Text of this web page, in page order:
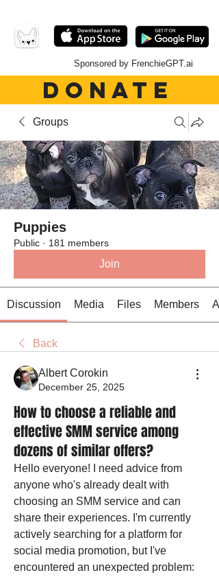
Sponsored by FrenchieGPT.ai
DONATE
Groups
Puppies
Public · 181 members
Join
Discussion Media Files Members
Back
Albert Corokin
December 25, 2025
How to choose a reliable and
effective SMM service among
dozens of similar offers?
Hello everyone! I need advice from
anyone who's already dealt with
choosing an SMM service and can
share their experiences. I'm currently
actively searching for a platform for
social media promotion, but I've
encountered an unexpected problem: